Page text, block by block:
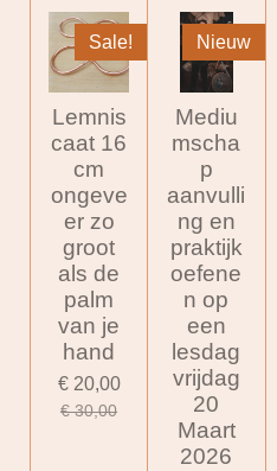
Sale!
Lemnis
caat 16
cm
ongeve
er zo
groot
als de
palm
van je
hand
€ 20,00
€ 30,00
Nieuw
Mediu
mscha
p
aanvulli
ng en
praktijk
oefene
n op
een
lesdag
vrijdag
20
Maart
2026